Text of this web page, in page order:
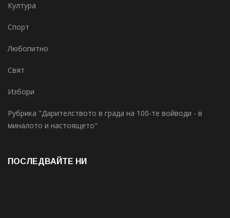
Култура
Спорт
Любопитно
Свят
Избори
Рубрика "Дарителството в града на 100-те войводи - в
миналото и настоящето"
ПОСЛЕДВАЙТЕ НИ